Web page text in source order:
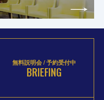
無料説明会 / 予約受付中
BRIEFING